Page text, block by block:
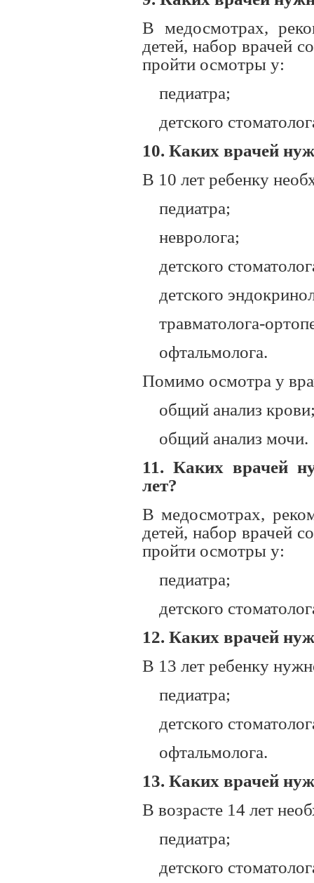
В медосмотрах,
детей, набор врачей
пройти осмотры у:
педиатра;
детского
10. Каких врачей
В 10 лет ребенку
педиатра;
невролога;
детского
детского
травматолога-
офтальмолога.
Помимо осмотра у
общий анализ
общий анализ мочи.
11. Каких врачей
лет?
В медосмотрах,
детей, набор врачей
пройти осмотры у:
педиатра;
детского
12. Каких врачей
В 13 лет ребенку
педиатра;
детского
офтальмолога.
13. Каких врачей
В возрасте 14 лет
педиатра;
детского